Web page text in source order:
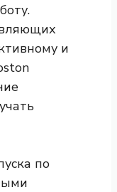
и
по